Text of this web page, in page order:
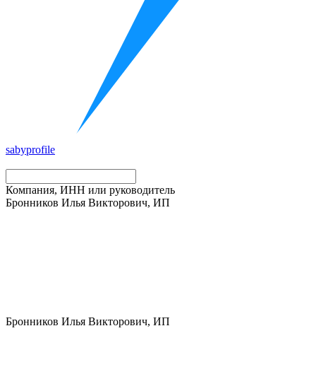
sabyprofile
Компания, ИНН или руководитель
Бронников Илья Викторович, ИП
Бронников Илья Викторович, ИП